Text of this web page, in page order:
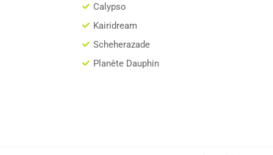
Calypso
Kairidream
Scheherazade
Planète Dauphin